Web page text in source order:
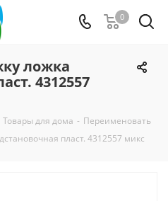
0
ложка
4312557
Товары для дома - Переименовать
пласт. 4312557 микс